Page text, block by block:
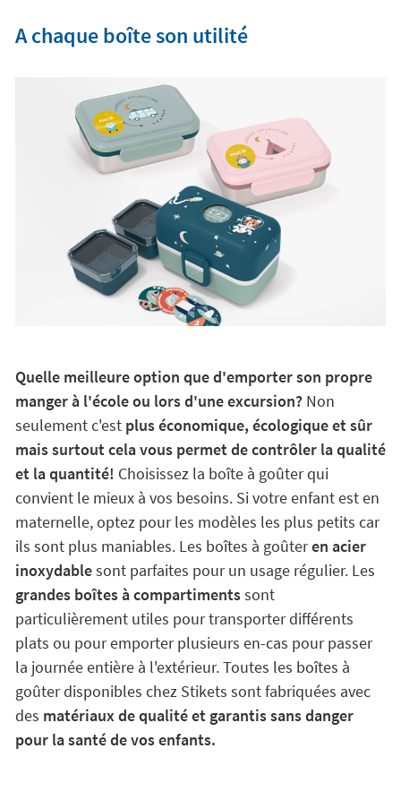
A chaque boîte son utilité
Quelle meilleure option que d'emporter son propre
manger à l'école ou lors d'une excursion?Non
seulement c'est plus économique, écologique et sûr
mais surtout cela vous permet de contrôler la qualité
et la quantité! Choisissez la boîte à goûter qui
convient le mieux à vos besoins. Si votre enfant est en
maternelle, optez pour les modèles les plus petits car
ils sont plus maniables. Les boîtes à goûteren acier
inoxydablesont parfaites pour un usage régulier. Les
grandes boîtes à compartimentssont
particulièrement utiles pour transporter différents
plats ou pour emporter plusieurs en-cas pour passer
la journée entière à l'extérieur. Toutes les boîtes à
goûter disponibles chez Stikets sont fabriquées avec
des matériaux de qualité et garantis sans danger
pour la santé de vos enfants.